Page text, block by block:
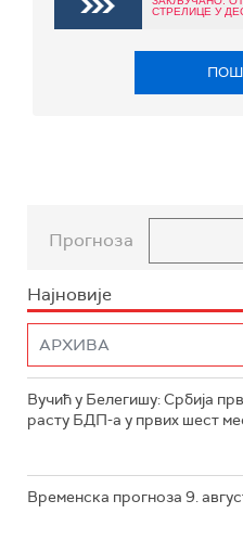
СТРЕЛИЦЕ У
Прогноза
Најновије
Вучић у Белегишу: Србија
расту БДП-а у првих шест
Временска прогноза 9.